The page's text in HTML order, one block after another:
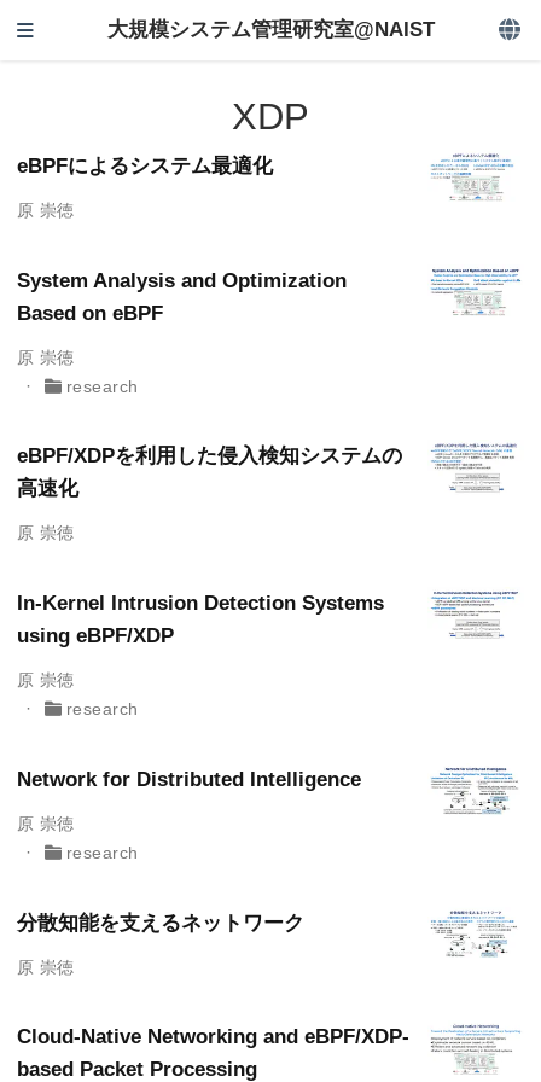
大規模システム管理研究室@NAIST
XDP
eBPFによるシステム最適化
原 崇徳
System Analysis and Optimization
Based on eBPF
原 崇徳
research
eBPF/XDPを利用した侵入検知システムの
高速化
原 崇徳
In-Kernel Intrusion Detection Systems
using eBPF/XDP
原 崇徳
research
Network for Distributed Intelligence
原 崇徳
research
分散知能を支えるネットワーク
原 崇徳
Cloud-Native Networking and eBPF/XDP-
based Packet Processing